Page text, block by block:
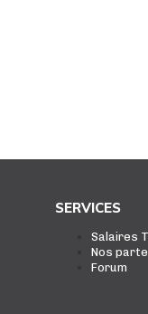
SERVICES
Salaires
Nos
Forum